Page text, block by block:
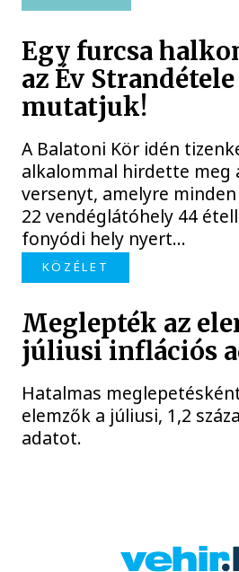
Egy furcsa
az Év
mutatjuk!
A Balatoni Kör idén
alkalommal hirdette meg
versenyt, amelyre
22 vendéglátóhely 44
fonyódi hely nyert...
KÖZÉLET
Meglepték az
júliusi inflációs
Hatalmas
elemzők a júliusi, 1,2
adatot.